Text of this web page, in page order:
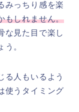
みっちり感を楽
もしれません。
な見た目で楽し
。
る人もいるよう
使うタイミング